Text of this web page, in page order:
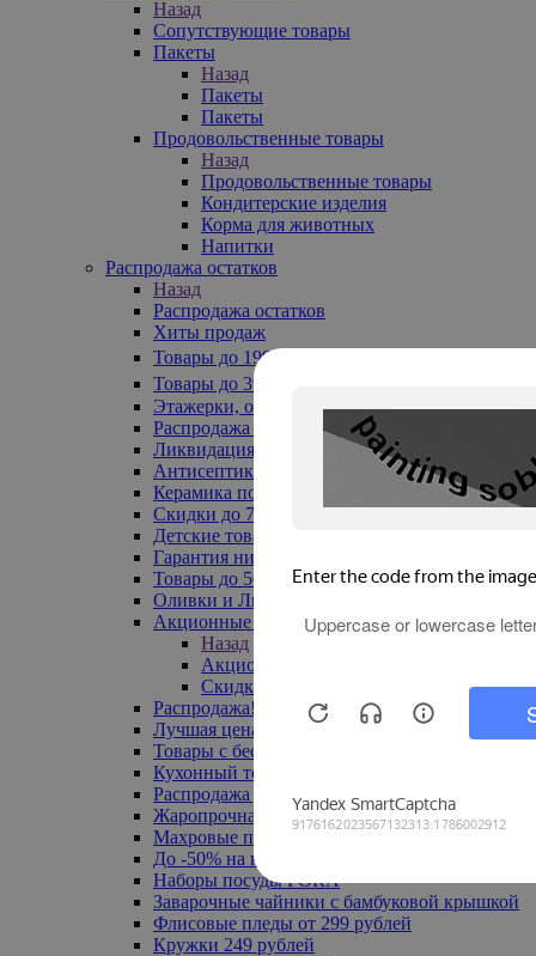
Назад
Сопутствующие товары
Пакеты
Назад
Пакеты
Пакеты
Продовольственные товары
Назад
Продовольственные товары
Кондитерские изделия
Корма для животных
Напитки
Распродажа остатков
Назад
Распродажа остатков
Хиты продаж
Товары до 199₽
Товары до 399₽
Этажерки, обувницы
Распродажа текстиля до -50%
Ликвидация до -70%
Антисептики
Керамика по 129 руб
Скидки до 70%
Детские товары
Гарантия низкой цены
Товары до 500 руб
Оливки и Лимоны
Акционные товары
Назад
Акционные товары
Скидка 20% по промокоду
Распродажа! Ульяновск до -70%
Лучшая цена
Товары с бесплатной доставкой
Кухонный текстиль
Распродажа до -50%
Жаропрочная посуда
Махровые полотенца
До -50% на ковры
Наборы посуды FORA
Заварочные чайники с бамбуковой крышкой
Флисовые пледы от 299 рублей
Кружки 249 рублей